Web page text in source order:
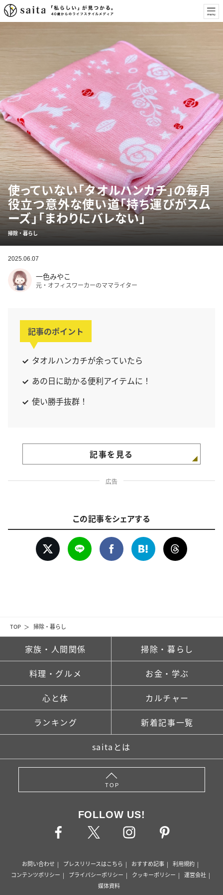
TOP 掃除・暮らし
使っていない「タオルハンカチ」の毎月
役立つ意外な使い道「持ち運びがスム
ーズ」「まわりにバレない」
掃除・暮らし
2025.06.07
一色みやこ
元・オフィスワーカーのママライター
記事のポイント
タオルハンカチが余っていたら
あの日に助かる便利アイテムに！
使い勝手抜群！
記事を見る
広告
この記事をシェアする
家族・人間関係 掃除・暮らし
料理・グルメ お金・学ぶ
心と体 カルチャー
ランキング 新着記事一覧
saitaとは
TOP
FOLLOW US!
お問い合わせ プレスリリースはこちら おすすめ記事
利用規約
コンテンツポリシー
プライバシーポリシー クッキーポリシー
運営会社
媒体資料